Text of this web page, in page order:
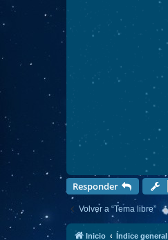
Responder
Volver a “Tema libre”
Inicio Índice general